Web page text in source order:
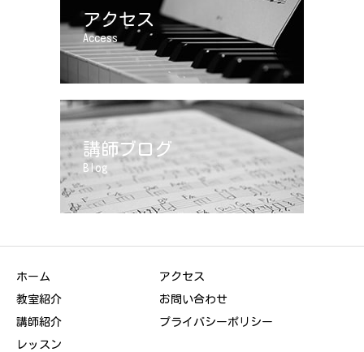
アクセス
Access
講師ブログ
Blog
ホーム
教室紹介
講師紹介
レッスン
アクセス
お問い合わせ
プライバシーポリシー